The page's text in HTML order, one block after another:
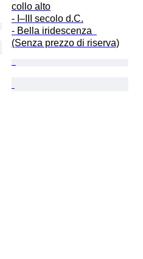
collo alto
- I–III secolo d.C.
- Bella iridescenza
(Senza prezzo di riserva)